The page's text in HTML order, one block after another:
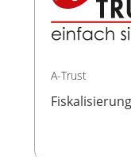
A-Trust
Fiskalisierung